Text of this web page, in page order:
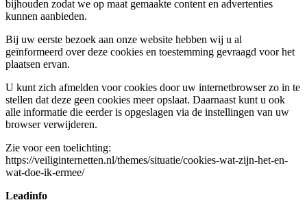
bijhouden zodat we op maat gemaakte content en advertenties
kunnen aanbieden.
Bij uw eerste bezoek aan onze website hebben wij u al
geïnformeerd over deze cookies en toestemming gevraagd voor het
plaatsen ervan.
U kunt zich afmelden voor cookies door uw internetbrowser zo in te
stellen dat deze geen cookies meer opslaat. Daarnaast kunt u ook
alle informatie die eerder is opgeslagen via de instellingen van uw
browser verwijderen.
Zie voor een toelichting:
https://veiliginternetten.nl/themes/situatie/cookies-wat-zijn-het-en-
wat-doe-ik-ermee/
Leadinfo